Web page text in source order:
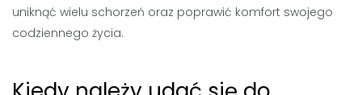
uniknąć wielu schorzeń oraz poprawić komfort swojego
codziennego życia.